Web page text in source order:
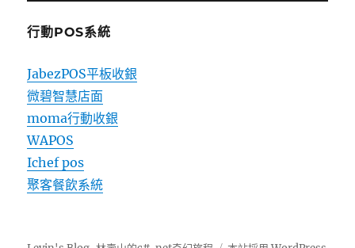
行動POS系統
JabezPOS平板收銀
微碧智慧店面
moma行動收銀
WAPOS
Ichef pos
聚客餐飲系統